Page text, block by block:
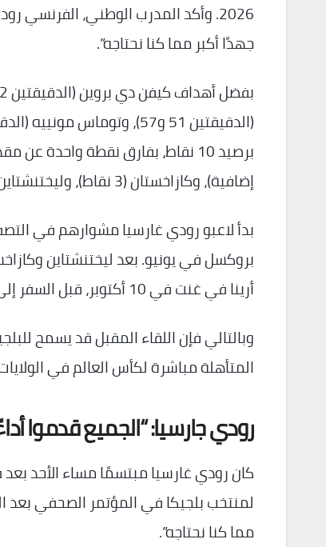
2026. وأكد المدرب الوطني، الفرنسي
جهدًا أكبر مما كنا نحتاجه”.
إضافية)، وكازاخستان (3 نقاط)، وليختنشتاين.
بروكسل في يونيو. بعد ليختنشتاين
أرينا في غنت في 10 أكتوبر، قبل السفر إلى ويلز في 13 أكتوبر.
وبالتالي فإن اللقاء المقبل قد يسمح
المتأهلة مباشرة لكأس العالم في
رودي جارسيا: “الجميع قدموا
لمنتخب بلجيكا في المؤتمر الصحفي بعد
مما كنا نحتاجه”.